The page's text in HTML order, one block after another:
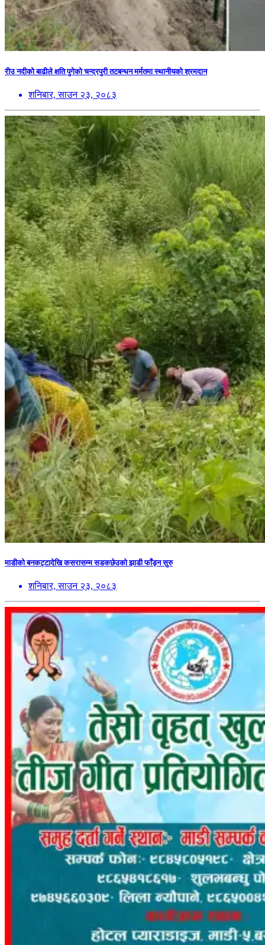
रीउ नदीको बाढीले क्षति पुगेको चन्द्रपुरी तटबन्धन मर्मतमा स्थानीयको श्रमदान
शनिबार, साउन २३, २०८३
माडीको बनकट्टादेखि कसरासम्म सडकछेउको झाडी फाँड्न सुरु
शनिबार, साउन २३, २०८३